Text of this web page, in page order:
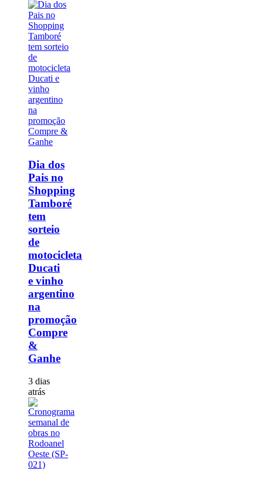
Dia dos
Pais no
Shopping
Tamboré
tem
sorteio
de
motocicleta
Ducati
e vinho
argentino
na
promoção
Compre
&
Ganhe
3 dias
atrás